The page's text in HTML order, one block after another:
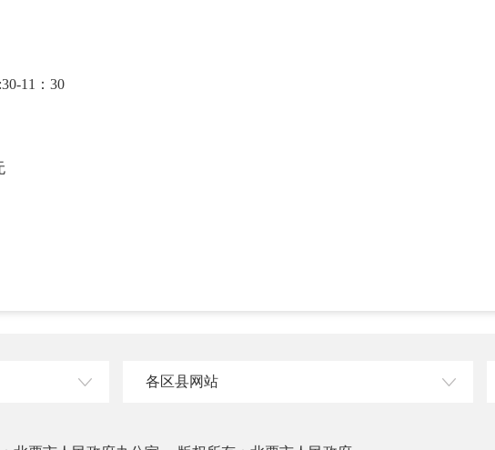
11：30
各区县网站